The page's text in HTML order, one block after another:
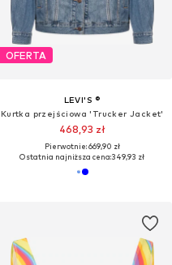
OFERTA
LEVI'S ®
Kurtka przejściowa 'Trucker Jacket'
468,93 zł
Pierwotnie: 669,90 zł
Ostatnia najniższa cena:349,93 zł